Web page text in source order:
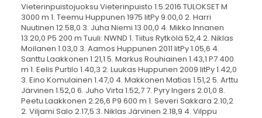
Vieterinpuistojuoksu Vieterinpuisto 1.5.2016 TULOKSET M
3000 m 1. Teemu Huppunen 1975 IitPy 9.00,0 2. Harri
Nuutinen 12.58,0 3. Juha Niemi 13.00,0 4. Mikko Innanen
13.20,0 P5 200 m Tuuli: NWND 1. Tiitus Rytkölä 52,4 2. Niklas
Moilanen 1.03,0 3. Aamos Huppunen 2011 IitPy 1.05,6 4.
Santtu Laakkonen 1.21,1 5. Markus Rouhiainen 1.43,1 P7 400
m 1. Eelis Purtilo 1.40,3 2. Luukas Huppunen 2009 IitPy 1.42,0
3. Eino Komulainen 1.47,0 4. Makkonen Matias 1.51,2 5. Arttu
Järvinen 1.52,0 6. Juho Virta 1.52,7 7. Pyry Ingers 2.01,0 8.
Peetu Laakkonen 2.26,6 P9 600 m 1. Severi Sakkara 2.10,2
2. Viljami Salo 2.17,5 3. Niklas Järvinen 2.18,9 4. Vilppu